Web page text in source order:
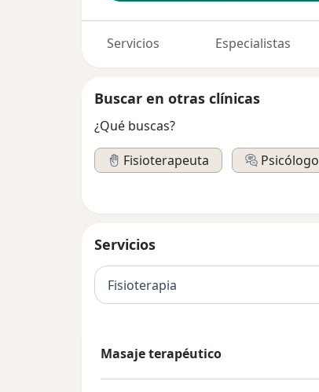
Servicios Especialistas
Buscar en otras clínicas
¿Qué buscas?
Fisioterapeuta
Psicólogo
Servicios
Fisioterapia
Masaje terapéutico